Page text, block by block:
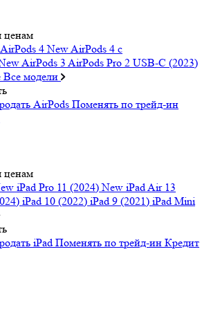
ценам
AirPods 4NewAirPods 4 c
AirPods 3 AirPods Pro 2 USB-C (2023)
Все модели
AirPods Поменять по трейд-ин
ценам
iPad Pro 11 (2024)New iPad Air 13
iPad 10 (2022) iPad 9 (2021) iPad Mini
iPad Поменять по трейд-ин Кредит